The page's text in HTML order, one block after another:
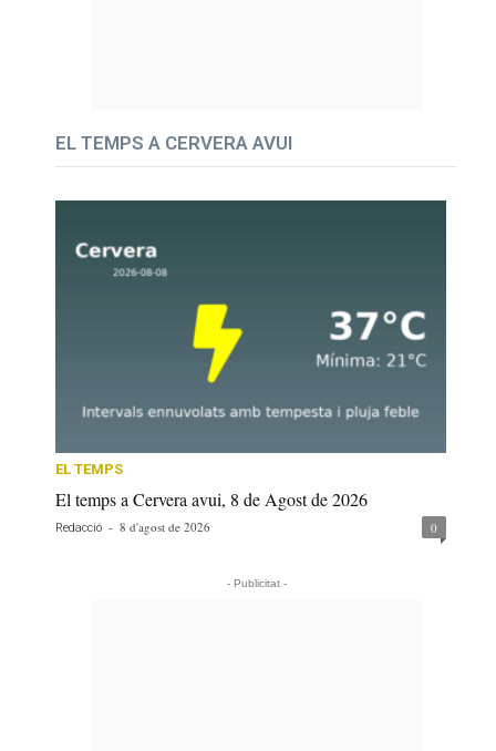
EL TEMPS A CERVERA AVUI
EL TEMPS
El temps a Cervera avui, 8 de Agost de 2026
Redacció - 8 d'agost de 2026 0
- Publicitat -